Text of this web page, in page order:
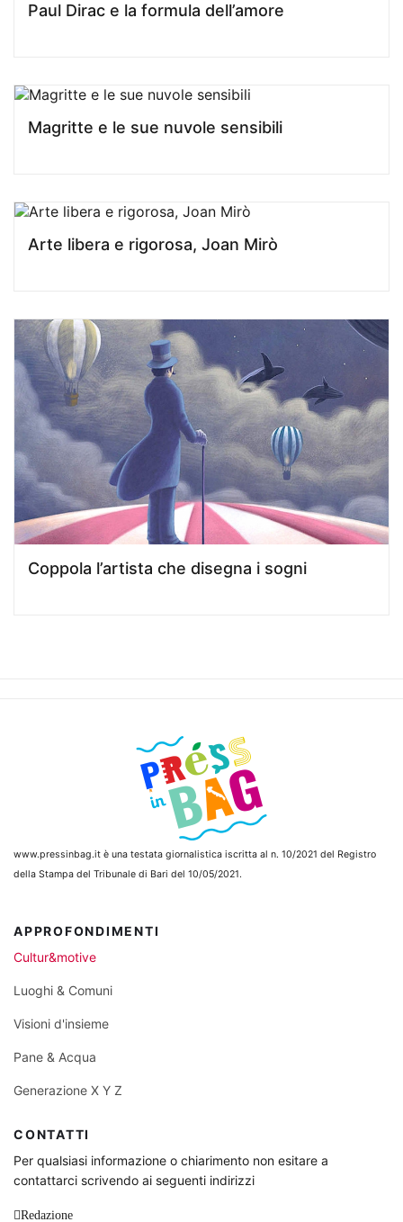
Paul Dirac e la formula dell’amore
Magritte e le sue nuvole sensibili
Arte libera e rigorosa, Joan Mirò
Coppola l’artista che disegna i sogni
www.pressinbag.it è una testata giornalistica iscritta al n. 10/2021 del Registro
della Stampa del Tribunale di Bari del 10/05/2021.
APPROFONDIMENTI
Cultur&motive
Luoghi & Comuni
Visioni d'insieme
Pane & Acqua
Generazione X Y Z
CONTATTI
Per qualsiasi informazione o chiarimento non esitare a
contattarci scrivendo ai seguenti indirizzi
Redazione